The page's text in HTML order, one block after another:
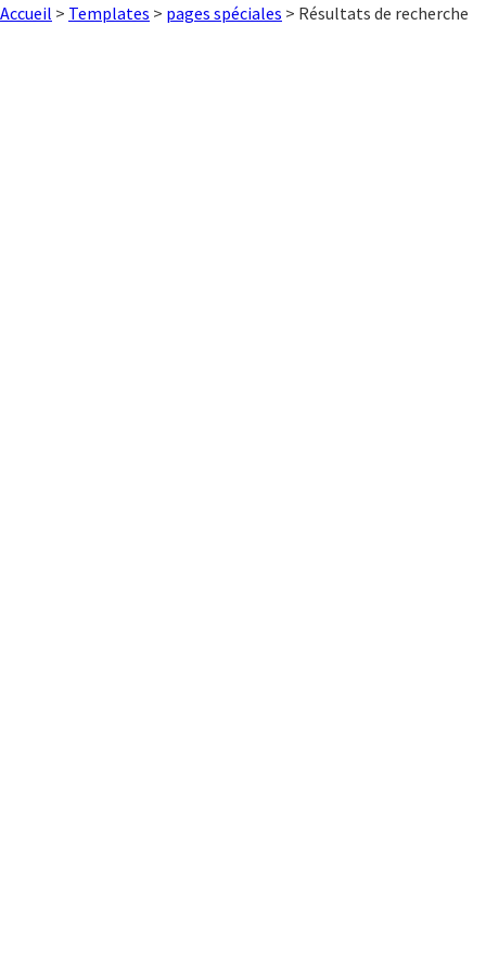
Accueil > Templates > pages spéciales > Résultats de recherche